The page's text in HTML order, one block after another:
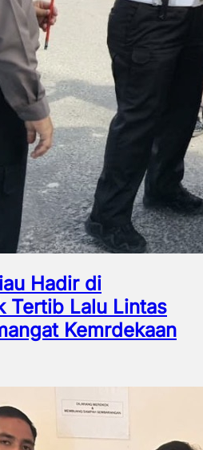
Hadir di
Tertib Lalu Lintas
Kemrdekaan